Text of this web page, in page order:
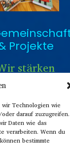
Technologien wie
darauf zuzugreifen.
Daten wie das
verarbeiten. Wenn du
bestimmte
Projekte
stärken
und die